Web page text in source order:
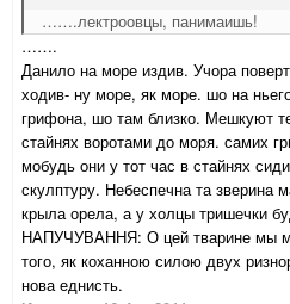
…….лектроовцы, панимаишь!
…….
Данило на море издив. Учора
ходив- ну море, як море. шо на
грифона, шо там близко. Мешкуют
стайнях воротами до моря. самих
мобудь они у тот час в стайнях
скулптуру. Небеспечна та зверина
крыла орела, а у холцы тришечки
НАПУЧУВАННЯ: О цей тварине мы
того, як коханною силою двух
нова еднисть.